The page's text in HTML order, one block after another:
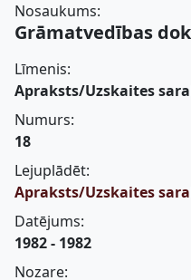
Nosaukums:
Grāmatvedības
Līmenis:
Apraksts/Uzskaites
Numurs:
18
Lejuplādēt:
Apraksts/Uzskaites
Datējums:
1982 - 1982
Nozare: